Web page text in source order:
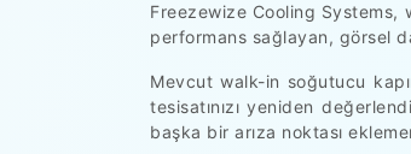
Freezewize Cooling Systems,
performans sağlayan, görsel
Mevcut walk-in soğutucu
tesisatınızı yeniden
başka bir arıza noktası